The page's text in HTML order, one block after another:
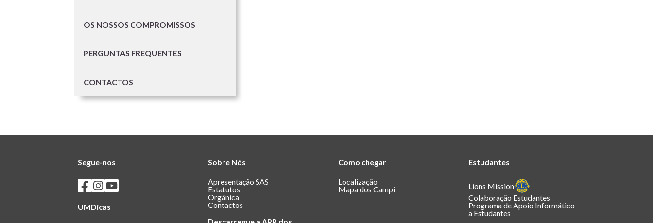
OS NOSSOS COMPROMISSOS
PERGUNTAS FREQUENTES
CONTACTOS
Segue-nos
Seguir os SASUM no Facebook
Seguir os SASUM no Instagram
Seguir os SASUM no Youtube
UMDicas
Sobre Nós
Apresentação SAS
Estatutos
Orgânica
Contactos
Como chegar
Localização
Mapa dos Campi
Estudantes
Lions Mission
Colaboração Estudantes
Programa de Apoio Informático
a Estudantes